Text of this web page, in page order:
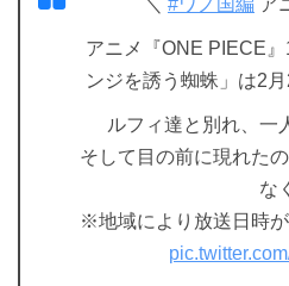
＼ #ワノ国編 ア
アニメ『ONE PIECE
ンジを誘う蜘蛛」は2
ルフィ達と別れ、一
そして目の前に現れた
な
※地域により放送日時